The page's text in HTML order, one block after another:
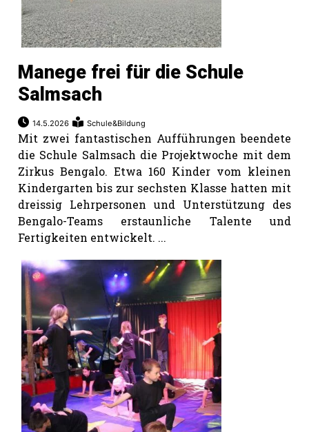
Manege frei für die Schule
Salmsach
14.5.2026 Schule&Bildung
Mit zwei fantastischen Aufführungen beendete
die Schule Salmsach die Projektwoche mit dem
Zirkus Bengalo. Etwa 160 Kinder vom kleinen
Kindergarten bis zur sechsten Klasse hatten mit
dreissig Lehrpersonen und Unterstützung des
Bengalo-Teams erstaunliche Talente und
Fertigkeiten entwickelt. ...